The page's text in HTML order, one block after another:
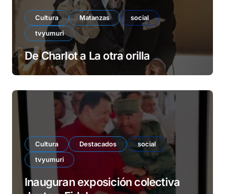
Cultura Matanzas
social
tvyumuri
De Charlot a La otra orilla
Cultura Destacados
social
tvyumuri
Inauguran exposición colectiva